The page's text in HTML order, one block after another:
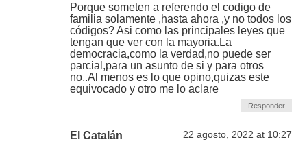
Porque someten a referendo el codigo de
familia solamente ,hasta ahora ,y no todos los
códigos? Asi como las principales leyes que
tengan que ver con la mayoria.La
democracia,como la verdad,no puede ser
parcial,para un asunto de si y para otros
no..Al menos es lo que opino,quizas este
equivocado y otro me lo aclare
Responder
El Catalán 22 agosto, 2022 at 10:27